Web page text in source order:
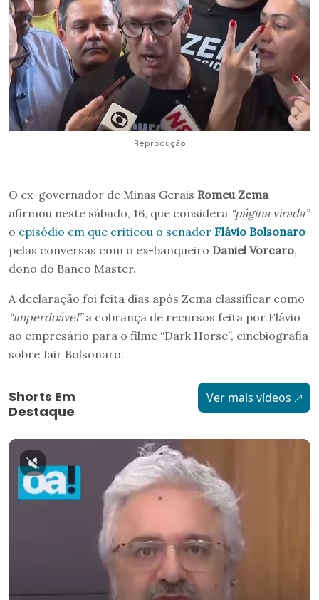
Reprodução
O ex-governador de Minas Gerais Romeu Zema
afirmou neste sábado, 16, que considera “página virada”
o episódio em que criticou o senador Flávio Bolsonaro
pelas conversas com o ex-banqueiro Daniel Vorcaro,
dono do Banco Master.
A declaração foi feita dias após Zema classificar como
“imperdoável”a cobrança de recursos feita por Flávio
ao empresário para o filme “Dark Horse”, cinebiografia
sobre Jair Bolsonaro.
Shorts Em
Destaque
Ver mais vídeos